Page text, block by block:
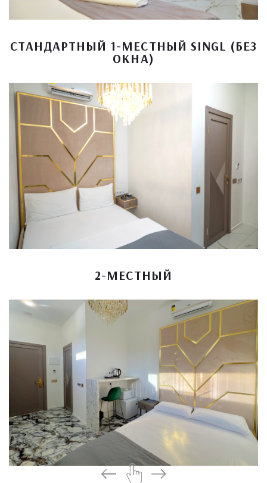
СТАНДАРТНЫЙ 1-МЕСТНЫЙ SINGL (БЕЗ
ОКНА)
2-МЕСТНЫЙ